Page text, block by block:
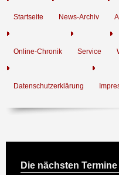
Startseite News-Archiv
Online-Chronik Service
Datenschutzerklärung
Die nächsten Termine